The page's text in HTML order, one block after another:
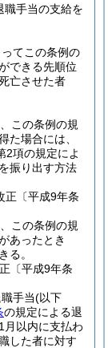
職手当の支給を
てこの条例の
できる先順位
亡させた者
この条例の規
た場合には、
2項の規定によ
振り出す方法
正〔平成9年条
この条例の規
あったとき
る。
〔平成9年条
手当(以下
の規定による退
月以内に支払わ
した者に対す